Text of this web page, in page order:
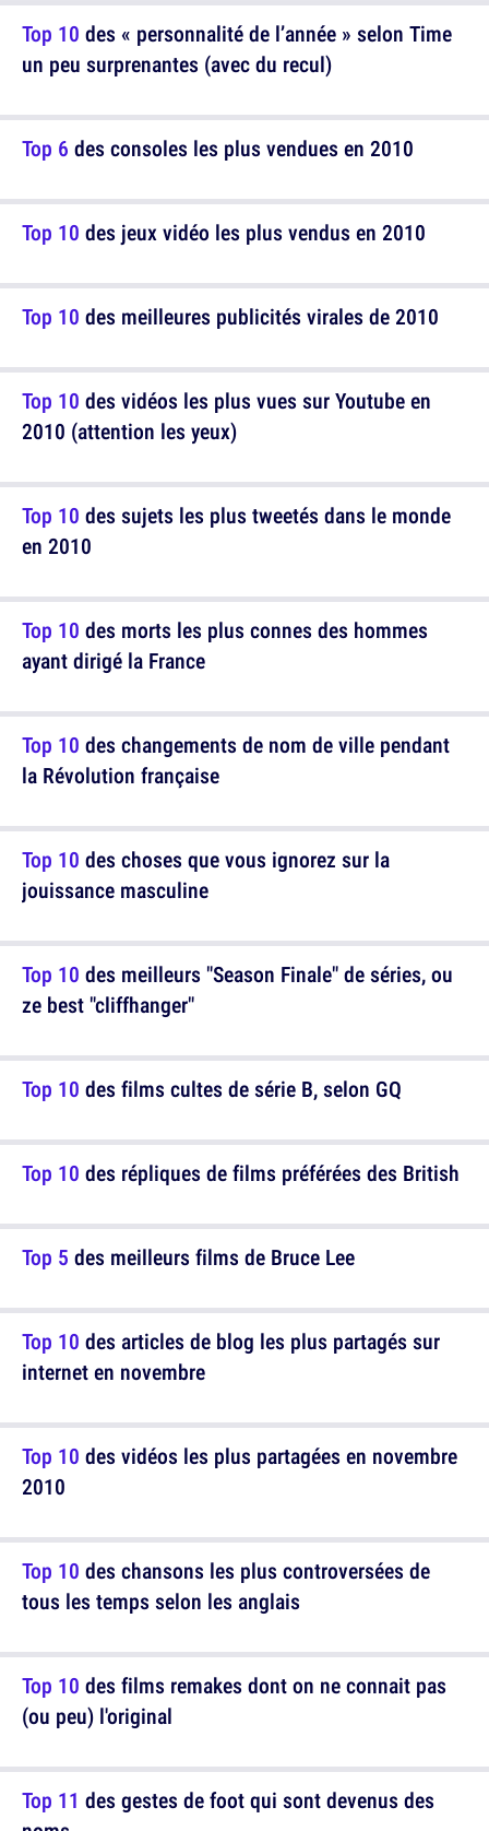
Top 10 des « personnalité de l’année » selon Time
un peu surprenantes (avec du recul)
Top 10 des jeux vidéo les plus vendus en 2010
Top 10 des vidéos les plus vues sur Youtube en
2010 (attention les yeux)
Top 10 des morts les plus connes des hommes
ayant dirigé la France
Top 10 des choses que vous ignorez sur la
jouissance masculine
Top 10 des films cultes de série B, selon GQ
Top 5 des meilleurs films de Bruce Lee
Top 10 des vidéos les plus partagées en novembre
2010
Top 10 des films remakes dont on ne connait pas
(ou peu) l'original
Top 6 des consoles les plus vendues en 2010
Top 10 des meilleures publicités virales de 2010
Top 10 des sujets les plus tweetés dans le monde
en 2010
Top 10 des changements de nom de ville pendant
la Révolution française
Top 10 des meilleurs "Season Finale" de séries, ou
ze best "cliffhanger"
Top 10 des répliques de films préférées des British
Top 10 des articles de blog les plus partagés sur
internet en novembre
Top 10 des chansons les plus controversées de
tous les temps selon les anglais
Top 11 des gestes de foot qui sont devenus des